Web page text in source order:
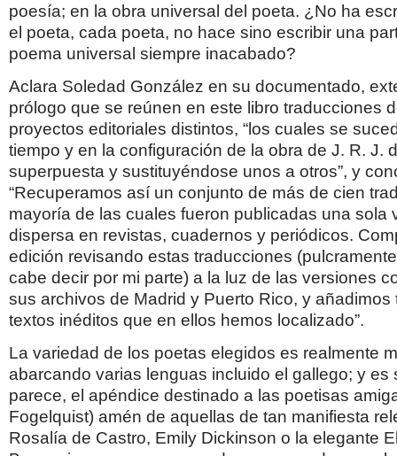
poesía; en la obra universal del poeta. ¿No ha
el poeta, cada poeta, no hace sino escribir una
poema universal siempre inacabado?
Aclara Soledad González en su documentado,
prólogo que se reúnen en este libro traducciones
proyectos editoriales distintos, “los cuales se
tiempo y en la configuración de la obra de J. R. J.
superpuesta y sustituyéndose unos a otros”, y
“Recuperamos así un conjunto de más de cien
mayoría de las cuales fueron publicadas una sola
dispersa en revistas, cuadernos y periódicos.
edición revisando estas traducciones
cabe decir por mi parte) a la luz de las versiones
sus archivos de Madrid y Puerto Rico, y añadimos
textos inéditos que en ellos hemos localizado”.
La variedad de los poetas elegidos es realmente
abarcando varias lenguas incluido el gallego; y es
parece, el apéndice destinado a las poetisas
Fogelquist) amén de aquellas de tan manifiesta
Rosalía de Castro, Emily Dickinson o la elegante